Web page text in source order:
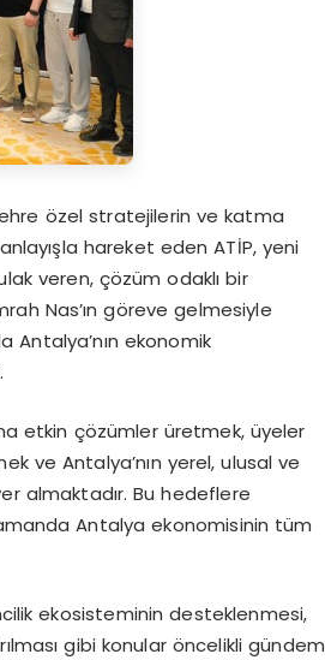
özel stratejilerin ve katma
hareket eden ATİP, yeni
veren, çözüm odaklı bir
Nas’ın göreve gelmesiyle
Antalya’nın ekonomik
etkin çözümler üretmek, üyeler
ve Antalya’nın yerel, ulusal ve
almaktadır. Bu hedeflere
Antalya ekonomisinin tüm
ekosisteminin desteklenmesi,
gibi konular öncelikli gündem